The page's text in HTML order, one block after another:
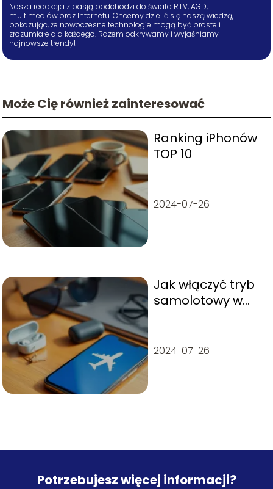
Nasza redakcja z pasją podchodzi do świata RTV, AGD,
multimediów oraz Internetu. Chcemy dzielić się naszą wiedzą,
pokazując, że nowoczesne technologie mogą być proste i
zrozumiałe dla każdego. Razem odkrywamy i wyjaśniamy
najnowsze trendy!
Może Cię również zainteresować
Ranking iPhonów
TOP 10
2024-07-26
Jak włączyć tryb
samolotowy w
2024-07-26
Potrzebujesz więcej informacji?